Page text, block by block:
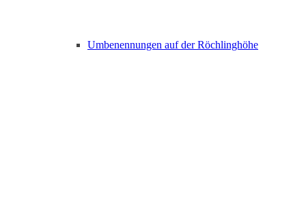
Umbenennungen auf der Röchlinghöhe